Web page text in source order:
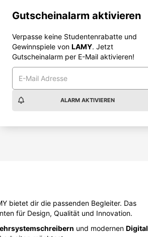
Gutscheinalarm aktivieren
Verpasse keine Studentenrabatte und
Gewinnspiele von LAMY. Jetzt
Gutscheinalarm per E-Mail aktivieren!
ALARM AKTIVIEREN
bietet dir die passenden Begleiter. Das
für Design, Qualität und Innovation.
und modernen Digital